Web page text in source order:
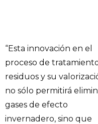
“Esta innovación en el
proceso de
residuos y su
no sólo permitirá
gases de efecto
invernadero, sino que